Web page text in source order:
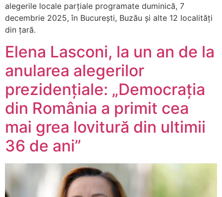
alegerile locale parțiale programate duminică, 7
decembrie 2025, în București, Buzău și alte 12 localități
din țară.​
Elena Lasconi, la un an de la
anularea alegerilor
prezidențiale: „Democrația
din România a primit cea
mai grea lovitură din ultimii
36 de ani”